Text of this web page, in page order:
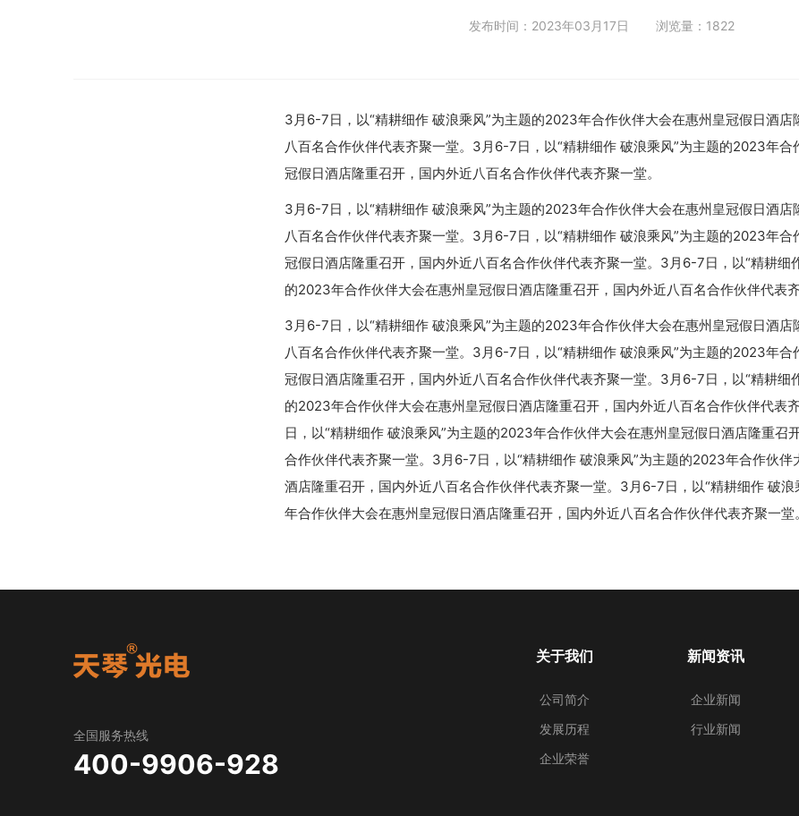
发布时间：2023年03月17日 浏览量：1822
3月6-7日，以“精耕细作 破浪乘风”为主题的2023年合作伙伴大会在惠州皇冠假日酒店
八百名合作伙伴代表齐聚一堂。3月6-7日，以“精耕细作 破浪乘风”为主题的2023年合
冠假日酒店隆重召开，国内外近八百名合作伙伴代表齐聚一堂。
3月6-7日，以“精耕细作 破浪乘风”为主题的2023年合作伙伴大会在惠州皇冠假日酒店
八百名合作伙伴代表齐聚一堂。3月6-7日，以“精耕细作 破浪乘风”为主题的2023年合
冠假日酒店隆重召开，国内外近八百名合作伙伴代表齐聚一堂。3月6-7日，以“精耕细
的2023年合作伙伴大会在惠州皇冠假日酒店隆重召开，国内外近八百名合作伙伴代表齐
3月6-7日，以“精耕细作 破浪乘风”为主题的2023年合作伙伴大会在惠州皇冠假日酒店
八百名合作伙伴代表齐聚一堂。3月6-7日，以“精耕细作 破浪乘风”为主题的2023年合
冠假日酒店隆重召开，国内外近八百名合作伙伴代表齐聚一堂。3月6-7日，以“精耕细
的2023年合作伙伴大会在惠州皇冠假日酒店隆重召开，国内外近八百名合作伙伴代表
日，以“精耕细作 破浪乘风”为主题的2023年合作伙伴大会在惠州皇冠假日酒店隆重召
合作伙伴代表齐聚一堂。3月6-7日，以“精耕细作 破浪乘风”为主题的2023年合作伙伴
酒店隆重召开，国内外近八百名合作伙伴代表齐聚一堂。3月6-7日，以“精耕细作 破
年合作伙伴大会在惠州皇冠假日酒店隆重召开，国内外近八百名合作伙伴代表齐聚一堂。
全国服务热线
400-9906-928
关于我们
公司简介
发展历程
企业荣誉
新闻资讯
企业新闻
行业新闻